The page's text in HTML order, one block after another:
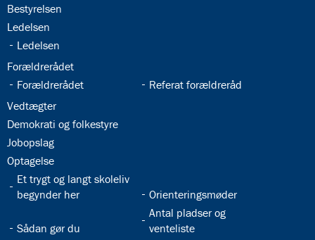
32.18:
Bestyrelsen
32.19:
Ledelsen
32.20:
Ledelsen
32.21:
Forældrerådet
32.22:
Forældrerådet 32.23:
Referat forældreråd
32.24:
Vedtægter
32.25:
Demokrati og folkestyre
32.26:
Jobopslag
32.27:
Optagelse
32.28:
Et trygt og langt skoleliv
begynder her
32.29:
Orienteringsmøder
32.30:
Sådan gør du
32.31:
Antal pladser og
venteliste